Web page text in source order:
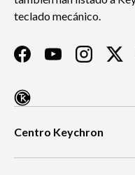
teclado mecánico.
FacebookYouTubeInstagram
Centro Keychron